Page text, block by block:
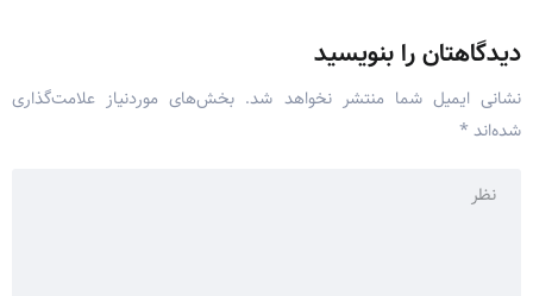
دیدگاهتان را بنویسید
نشانی ایمیل شما منتشر نخواهد شد. بخش‌های موردنیاز علامت‌گذاری
شده‌اند *